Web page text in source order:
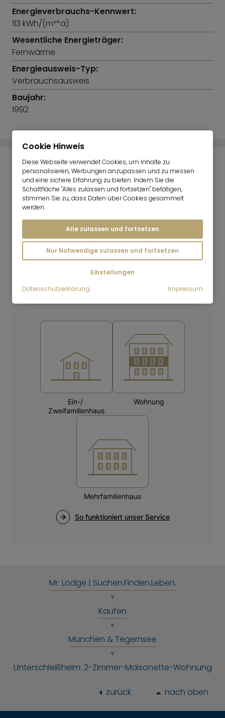
Energieverbrauchs-Kennwert:
113 kWh/(m²*a)
Wesentliche Energieträger:
Fernwärme
Energieausweis-Typ:
Verbrauchsausweis
Baujahr:
1992
IMMOBILIENPREISRECHNER
Mr. Lodge | Suchen.Finden.Leben.
Kaufen
München & Tegernsee
Unterschleißheim: 2-Zimmer-Maisonette-Wohnung
zurück nach oben
Cookie Hinweis
Diese Webseite verwendet Cookies, um Inhalte zu
personalisieren, Werbungen anzupassen und zu messen
und eine sichere Erfahrung zu bieten. Indem Sie die
Schaltfläche "Alles zulassen und fortsetzen" betätigen,
stimmen Sie zu, dass Daten über Cookies gesammelt
werden.
Alle zulassen und fortsetzen
Nur Notwendige zulassen und fortsetzen
Einstellungen
Datenschutzerklärung
Impressum